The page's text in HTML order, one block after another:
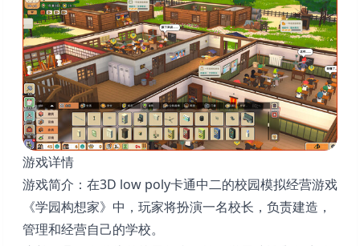
游戏详情
游戏简介：在3D low poly卡通中二的校园模拟经营游戏
《学园构想家》中，玩家将扮演一名校长，负责建造，
管理和经营自己的学校。